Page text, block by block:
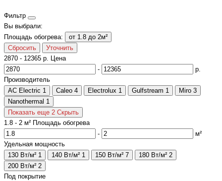
Фильтр
Вы выбрали:
Площадь обогрева:
от 1.8 до 2м²
Сбросить
Уточнить
2870 - 12365 р. Цена
-
р.
Производитель
AC Electric 1 Caleo 4 Electrolux 1 Gulfstream 1 Miro 3
Nanothermal 1
Показать еще 2 Скрыть
1.8 - 2 м²
Площадь обогрева
-
м²
Удельная мощность
130 Вт/м² 1 140 Вт/м² 1 150 Вт/м² 7 180 Вт/м² 2
200 Вт/м² 2
Под покрытие